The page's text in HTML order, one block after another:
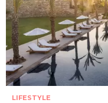
LIFESTYLE